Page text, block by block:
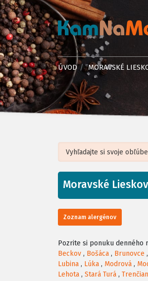
ÚVOD MORAVSKÉ
+
−
Moravské
Zoznam alergénov
Pozrite si ponuku denného
Beckov , Bošáca , Brunovce ,
Lubina , Lúka , Modrová ,
Lehota , Stará Turá ,